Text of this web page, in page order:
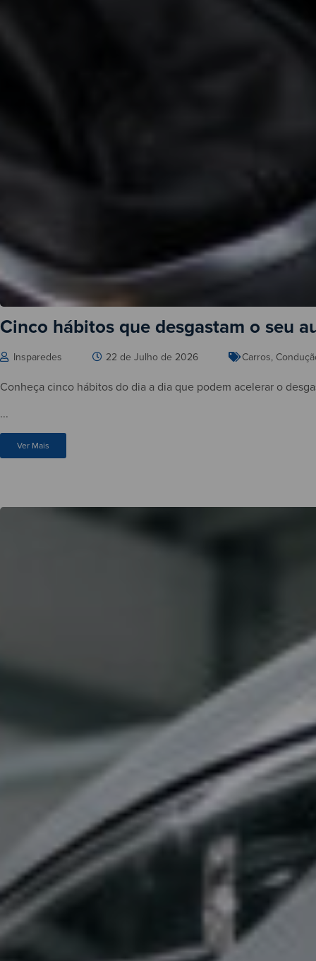
Cinco hábitos que desgastam o seu
Insparedes 22 de Julho de 2026 Carros,
Conheça cinco hábitos do dia a dia que podem acelerar o
...
Ver Mais